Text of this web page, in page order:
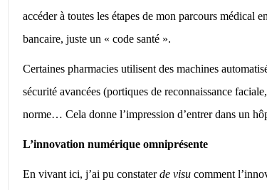
accéder à toutes les étapes de mon parcours médical
bancaire, juste un « code santé ».
Certaines pharmacies utilisent des machines
sécurité avancées (portiques de reconnaissance
norme… Cela donne l’impression d’entrer dans un
L’innovation numérique omniprésente
En vivant ici, j’ai pu constaterde visu comment